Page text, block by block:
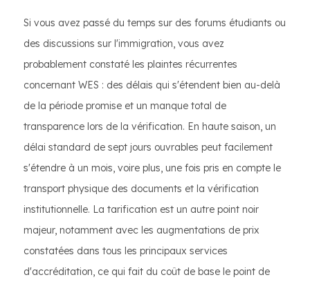
Si vous avez passé du temps sur des forums étudiants ou
des discussions sur l'immigration, vous avez
probablement constaté les plaintes récurrentes
concernant WES : des délais qui s'étendent bien au-delà
de la période promise et un manque total de
transparence lors de la vérification. En haute saison, un
délai standard de sept jours ouvrables peut facilement
s'étendre à un mois, voire plus, une fois pris en compte le
transport physique des documents et la vérification
institutionnelle. La tarification est un autre point noir
majeur, notamment avec les augmentations de prix
constatées dans tous les principaux services
d'accréditation, ce qui fait du coût de base le point de